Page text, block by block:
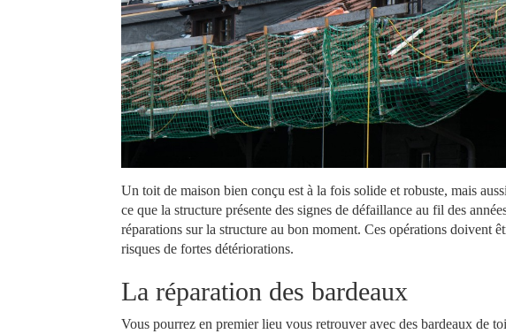
Un toit de maison bien conçu est à la fois solide et robuste, mais
ce que la structure présente des signes de défaillance au fil des
réparations sur la structure au bon moment. Ces opérations doivent
risques de fortes détériorations.
La réparation des bardeaux
Vous pourrez en premier lieu vous retrouver avec des bardeaux de